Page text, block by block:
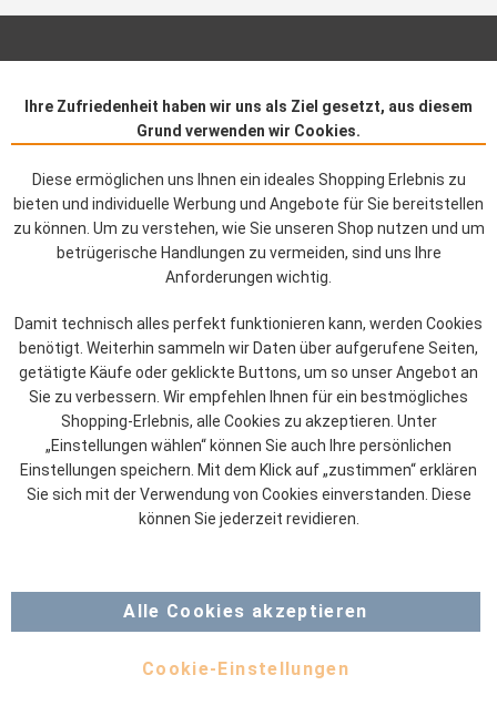
Institutionen, nicht jedoch an Verbraucher im Sinne des § 13 BGB. Alle
Preise in Euro zzgl. gesetzl. MwSt. & Versand.
Ihre Zufriedenheit haben wir uns als Ziel gesetzt, aus diesem
Grund verwenden wir Cookies.
Diese ermöglichen uns Ihnen ein ideales Shopping Erlebnis zu
bieten und individuelle Werbung und Angebote für Sie bereitstellen
zu können. Um zu verstehen, wie Sie unseren Shop nutzen und um
betrügerische Handlungen zu vermeiden, sind uns Ihre
Anforderungen wichtig.
Damit technisch alles perfekt funktionieren kann, werden Cookies
benötigt. Weiterhin sammeln wir Daten über aufgerufene Seiten,
getätigte Käufe oder geklickte Buttons, um so unser Angebot an
Sie zu verbessern. Wir empfehlen Ihnen für ein bestmögliches
Shopping-Erlebnis, alle Cookies zu akzeptieren. Unter
„Einstellungen wählen“ können Sie auch Ihre persönlichen
Einstellungen speichern. Mit dem Klick auf „zustimmen“ erklären
Sie sich mit der Verwendung von Cookies einverstanden. Diese
können Sie jederzeit revidieren.
Alle Cookies akzeptieren
Cookie-Einstellungen